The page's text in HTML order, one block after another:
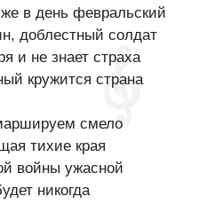
в день февральский
доблестный солдат
и не знает страха
кружится страна
смело
тихие края
войны ужасной
никогда